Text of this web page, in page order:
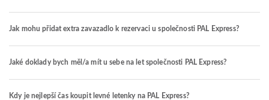
Jak mohu přidat extra zavazadlo k rezervaci u společnosti PAL Express?
Jaké doklady bych měl/a mít u sebe na let společnosti PAL Express?
Kdy je nejlepší čas koupit levné letenky na PAL Express?